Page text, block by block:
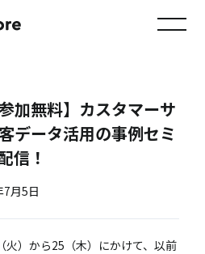
加無料】カスタマーサ
データ活用の事例セミ
信！
7月5日
）から25（木）にかけて、以前